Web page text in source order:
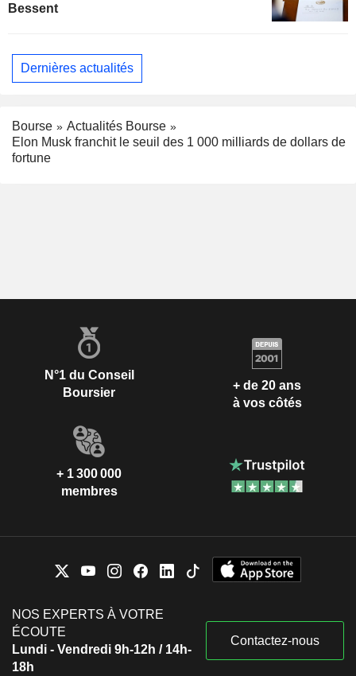
Bessent
Dernières actualités
Bourse
Actualités Bourse
Elon Musk franchit le seuil des 1 000 milliards de dollars de
fortune
N°1 du Conseil
Boursier
+ de 20 ans
à vos côtés
+ 1 300 000
membres
NOS EXPERTS À VOTRE
ÉCOUTE
Lundi - Vendredi 9h-12h / 14h-
18h
Contactez-nous